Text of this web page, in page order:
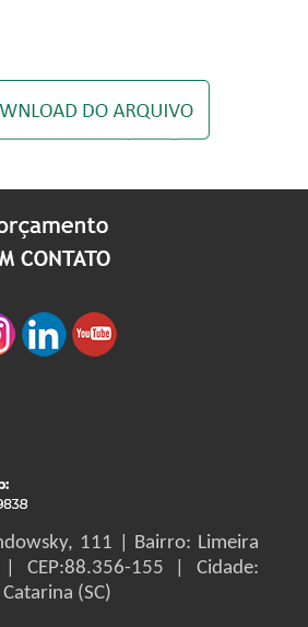
111 | Bairro: Limeira
CEP:88.356-155 | Cidade:
(SC)